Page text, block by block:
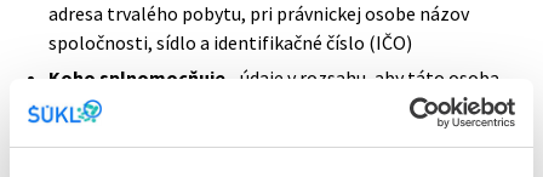
adresa trvalého pobytu, pri právnickej osobe názov
spoločnosti, sídlo a identifikačné číslo (IČO)
Koho splnomocňuje - údaje v rozsahu, aby táto osoba
nemohla byť zameniteľná s inou osobou; pri fyzickej
osobe uvedené meno, priezvisko, dátum narodenia,